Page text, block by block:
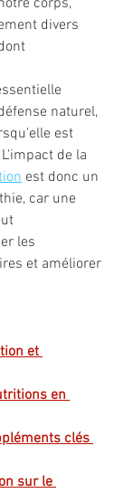
corps,
divers
naturel,
est
de la
est donc un
car une
les
et améliorer
et
en
clés
sur le